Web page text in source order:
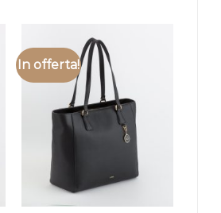
In offerta!